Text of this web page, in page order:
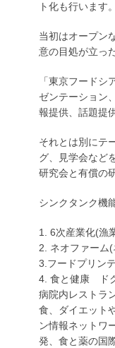
ト化も行います
当初はオープン
意の目処が立っ
「東京フード
ゼンテーション
報提供、話題提
それとは別にテ
グ、見学会など
研究会と有償の
シンクタンク機
1. 6次産業化(漁
2. ネオファーム
3.フードプリン
4. 食と健康 ド
病院内レストラ
食、ダイエット
ン情報ネットワ
発、食と薬の国